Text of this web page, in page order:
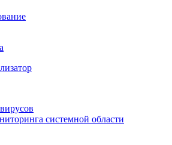
системной области